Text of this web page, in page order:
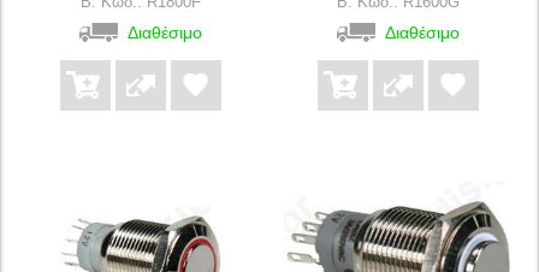
Διαθέσιμο Διαθέσιμο